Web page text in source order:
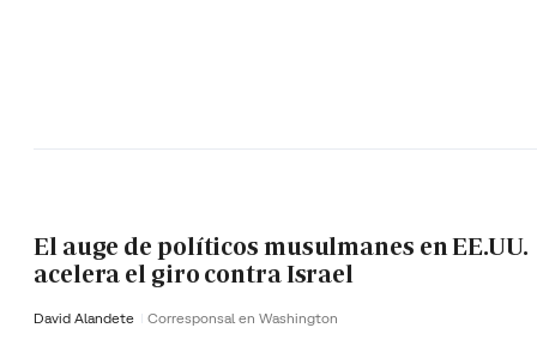
El auge de políticos musulmanes en EE.UU.
acelera el giro contra Israel
David Alandete Corresponsal en Washington